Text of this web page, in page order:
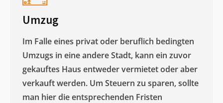
Umzug
Im Falle eines privat oder beruflich bedingten
Umzugs in eine andere Stadt, kann ein zuvor
gekauftes Haus entweder vermietet oder aber
verkauft werden. Um Steuern zu sparen, sollte
man hier die entsprechenden Fristen